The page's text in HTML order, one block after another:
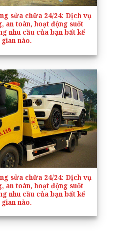
sửa chữa 24/24: Dịch vụ
an toàn, hoạt động suốt
nhu cầu của bạn bất kể
nào.
sửa chữa 24/24: Dịch vụ
an toàn, hoạt động suốt
nhu cầu của bạn bất kể
nào.